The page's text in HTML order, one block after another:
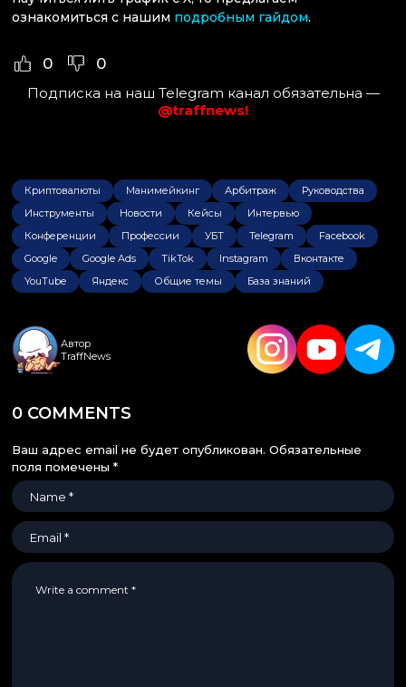
ознакомиться с нашим подробным гайдом.
0 0
Подписка на наш Telegram канал обязательна —
@traffnews!
Криптовалюты Манимейкинг Арбитраж
Руководства
Инструменты
Новости Кейсы
Интервью
Конференции
Профессии УБТ Telegram
Facebook
Google
Google Ads TikTok Instagram
Вконтакте
YouTube
Яндекс Общие темы База знаний
Автор
TraffNews
0 COMMENTS
Ваш адрес email не будет опубликован. Обязательные
поля помечены *